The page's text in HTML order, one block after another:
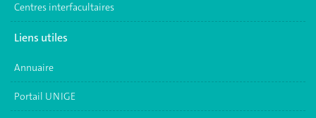
Centres interfacultaires
Liens utiles
Annuaire
Portail UNIGE